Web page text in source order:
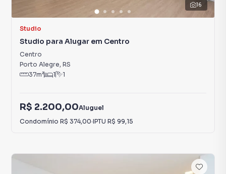
16
Studio
Studio para Alugar em Centro
Centro
Porto Alegre, RS
37m² 1 1
R$ 2.200,00Aluguel
Condomínio R$ 374,00·IPTU R$ 99,15